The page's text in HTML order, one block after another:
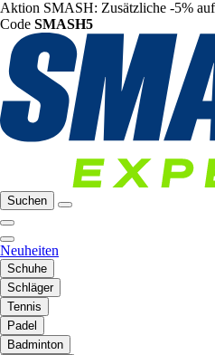
Aktion SMASH: Zusätzliche -5%
Code SMASH5
Suchen
Neuheiten
Schuhe
Schläger
Tennis
Padel
Badminton